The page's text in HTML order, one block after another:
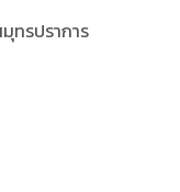
ทรปราการ